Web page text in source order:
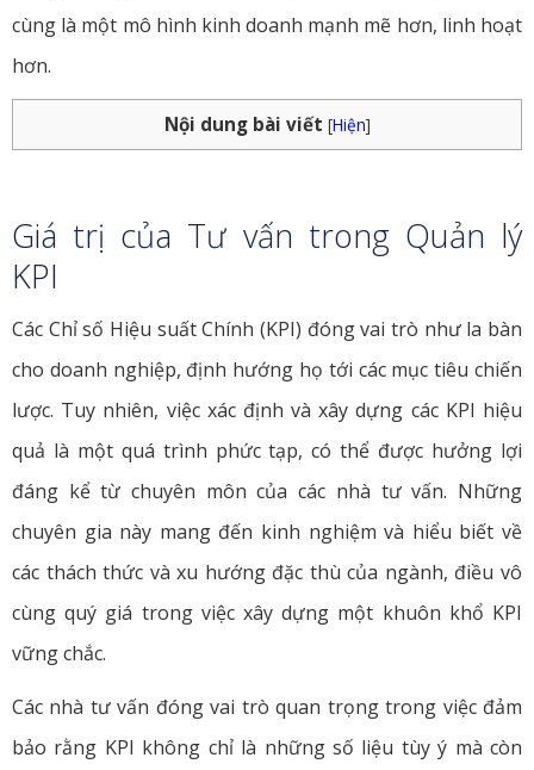
cùng là một mô hình kinh doanh mạnh mẽ hơn, linh hoạt
hơn.
Nội dung bài viết [Hiện]
Giá trị của Tư vấn trong Quản lý
KPI
Các Chỉ số Hiệu suất Chính (KPI) đóng vai trò như la bàn
cho doanh nghiệp, định hướng họ tới các mục tiêu chiến
lược. Tuy nhiên, việc xác định và xây dựng các KPI hiệu
quả là một quá trình phức tạp, có thể được hưởng lợi
đáng kể từ chuyên môn của các nhà tư vấn. Những
chuyên gia này mang đến kinh nghiệm và hiểu biết về
các thách thức và xu hướng đặc thù của ngành, điều vô
cùng quý giá trong việc xây dựng một khuôn khổ KPI
vững chắc.
Các nhà tư vấn đóng vai trò quan trọng trong việc đảm
bảo rằng KPI không chỉ là những số liệu tùy ý mà còn